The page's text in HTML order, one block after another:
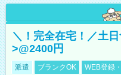
＼！完全在宅！／土
>@2400円
派遣 ブランクOK WEB登録